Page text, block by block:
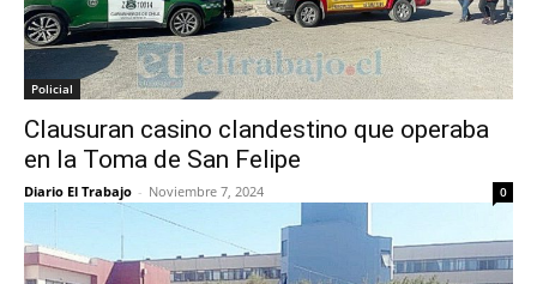
Policial
Clausuran casino clandestino que operaba
en la Toma de San Felipe
Diario El Trabajo - Noviembre 7, 2024 0